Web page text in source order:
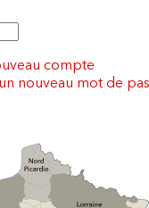
compte
nouveau mot de